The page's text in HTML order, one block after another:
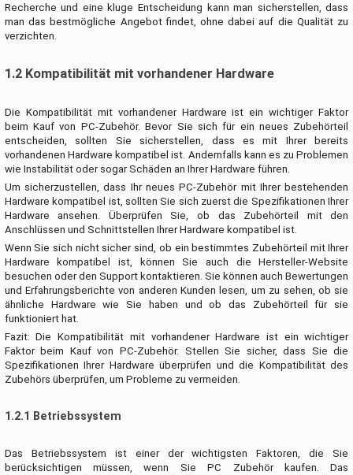
Recherche und eine kluge Entscheidung kann man sicherstellen, dass
man das bestmögliche Angebot findet, ohne dabei auf die Qualität zu
verzichten.
1.2 Kompatibilität mit vorhandener Hardware
Die Kompatibilität mit vorhandener Hardware ist ein wichtiger Faktor
beim Kauf von PC-Zubehör. Bevor Sie sich für ein neues Zubehörteil
entscheiden, sollten Sie sicherstellen, dass es mit Ihrer bereits
vorhandenen Hardware kompatibel ist. Andernfalls kann es zu Problemen
wie Instabilität oder sogar Schäden an Ihrer Hardware führen.
Um sicherzustellen, dass Ihr neues PC-Zubehör mit Ihrer bestehenden
Hardware kompatibel ist, sollten Sie sich zuerst die Spezifikationen Ihrer
Hardware ansehen. Überprüfen Sie, ob das Zubehörteil mit den
Anschlüssen und Schnittstellen Ihrer Hardware kompatibel ist.
Wenn Sie sich nicht sicher sind, ob ein bestimmtes Zubehörteil mit Ihrer
Hardware kompatibel ist, können Sie auch die Hersteller-Website
besuchen oder den Support kontaktieren. Sie können auch Bewertungen
und Erfahrungsberichte von anderen Kunden lesen, um zu sehen, ob sie
ähnliche Hardware wie Sie haben und ob das Zubehörteil für sie
funktioniert hat.
Fazit: Die Kompatibilität mit vorhandener Hardware ist ein wichtiger
Faktor beim Kauf von PC-Zubehör. Stellen Sie sicher, dass Sie die
Spezifikationen Ihrer Hardware überprüfen und die Kompatibilität des
Zubehörs überprüfen, um Probleme zu vermeiden.
1.2.1 Betriebssystem
Das Betriebssystem ist einer der wichtigsten Faktoren, die Sie
berücksichtigen müssen, wenn Sie PC Zubehör kaufen. Das